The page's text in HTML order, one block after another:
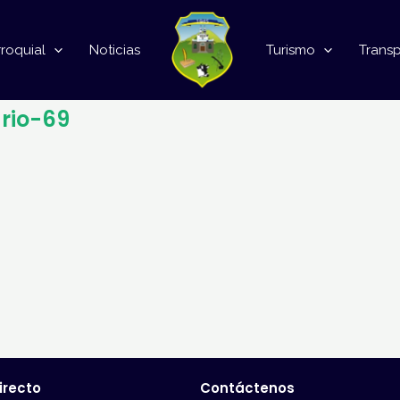
Noticias Turismo
69
Contáctenos